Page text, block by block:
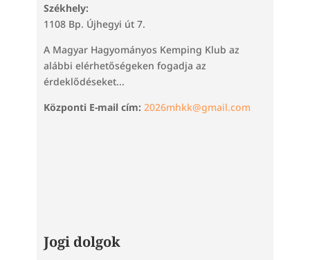
Székhely:
1108 Bp. Újhegyi út 7.
A Magyar Hagyományos Kemping Klub az
alábbi elérhetőségeken fogadja az
érdeklődéseket...
Központi E-mail cím: 2026mhkk@gmail.com
Jogi dolgok